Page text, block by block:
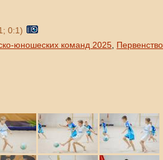
0:1)
юношеских команд 2025